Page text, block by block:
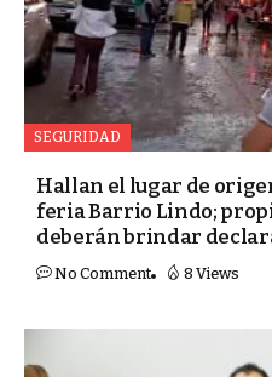
SEGURIDAD
Hallan el lugar de
feria Barrio Lindo;
deberán brindar
No Comment 8 Views